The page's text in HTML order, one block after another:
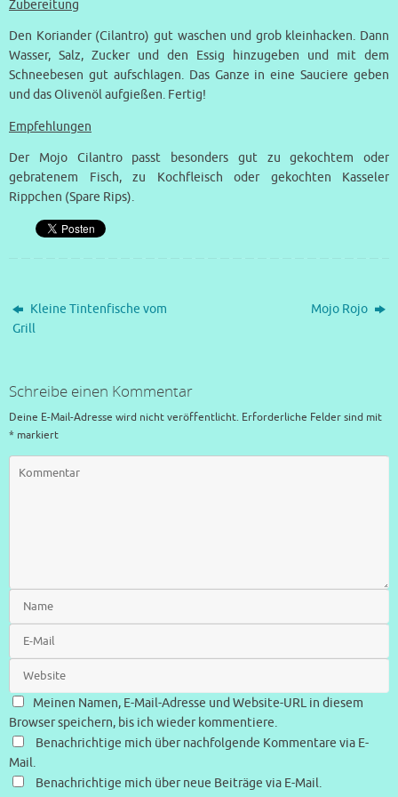
Zubereitung
Den Koriander (Cilantro) gut waschen und grob kleinhacken. Dann
Wasser, Salz, Zucker und den Essig hinzugeben und mit dem
Schneebesen gut aufschlagen. Das Ganze in eine Sauciere geben
und das Olivenöl aufgießen. Fertig!
Empfehlungen
Der Mojo Cilantro passt besonders gut zu gekochtem oder
gebratenem Fisch, zu Kochfleisch oder gekochten Kasseler
Rippchen (Spare Rips).
Kleine Tintenfische vom
Grill
Mojo Rojo
Schreibe einen Kommentar
Deine E-Mail-Adresse wird nicht veröffentlicht. Erforderliche Felder sind mit
* markiert
Meinen Namen, E-Mail-Adresse und Website-URL in diesem
Browser speichern, bis ich wieder kommentiere.
Benachrichtige mich über nachfolgende Kommentare via E-
Mail.
Benachrichtige mich über neue Beiträge via E-Mail.